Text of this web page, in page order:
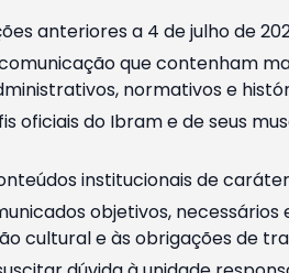
anteriores a 4 de julho de
que contenham
normativos e
do Ibram e de seus
institucionais de
objetivos,
cultural e às obrigações de